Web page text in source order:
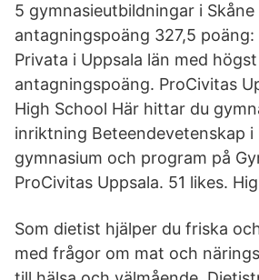
5 gymnasieutbildningar i
antagningspoäng 327,5 poäng:
Privata i Uppsala län med högst
antagningspoäng. ProCivitas
High School Här hittar du
inriktning Beteendevetenskap i
gymnasium och program på
ProCivitas Uppsala. 51 likes.
Som dietist hjälper du friska
med frågor om mat och